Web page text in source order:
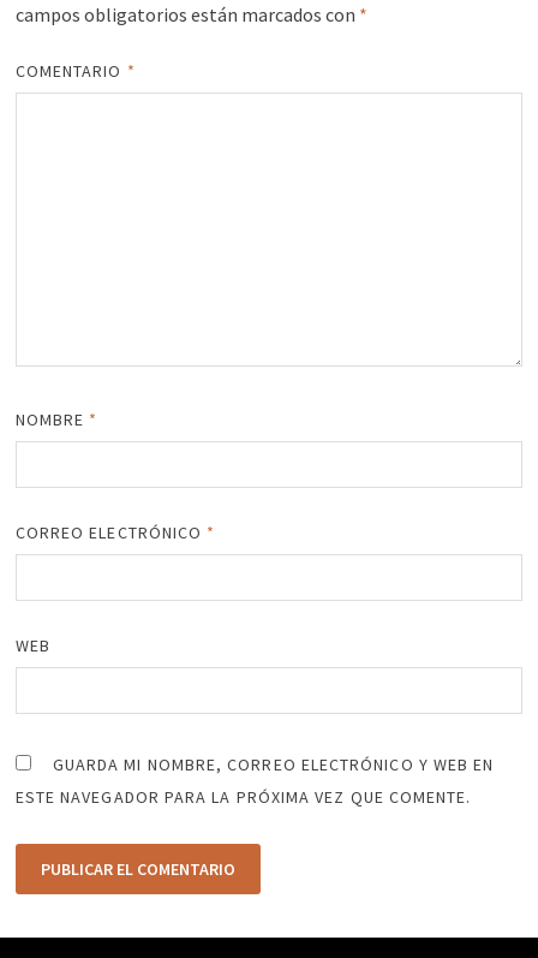
campos obligatorios están marcados con *
COMENTARIO *
NOMBRE *
CORREO ELECTRÓNICO *
WEB
GUARDA MI NOMBRE, CORREO ELECTRÓNICO Y WEB EN
ESTE NAVEGADOR PARA LA PRÓXIMA VEZ QUE COMENTE.